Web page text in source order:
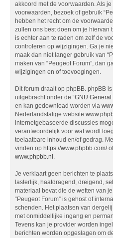
akkoord met de voorwaarden. Als
voorwaarden, bezoek of gebruik
hebben het recht om de
zullen ons best doen om je hiervan
is echter aan te raden om zelf de
controleren op wijzigingen. Ga je
maak dan niet langer gebruik van
maken van “Peugeot Forum”, dan
wijzigingen en of toevoegingen.
Dit forum draait op phpBB. phpBB
uitgebracht onder de “GNU
en kan gedownload worden via
Nederlandstalige website
internetgebaseerde discussies
verantwoordelijk voor wat wordt
toelaatbare inhoud en/of gedrag.
vinden op https://www.phpbb.com/
www.phpbb.nl .
Je verklaart geen berichten te
lasterlijk, haatdragend, dreigend,
materiaal bevat die de wetten van
“Peugeot Forum” is gehost of
schenden. Het plaatsen van
met onmiddellijke ingang en
Tevens kan je provider worden
berichten worden opgeslagen om